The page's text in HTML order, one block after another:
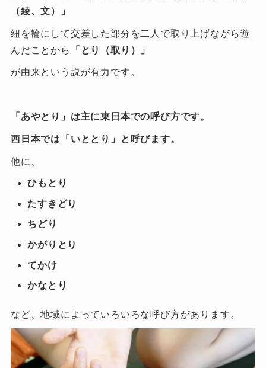
（綾、文）」
紐を輪にして交差した部分を二人で取り上げながら遊
んだことから
「とり（取り）」
が由来という説が有力です。
「あやとり」は主に東日本での呼び方です。
西日本では「いととり」と呼びます。
他に、
ひもとり
たすきどり
ちどり
かがりとり
てかけ
かなとり
など、地域によっていろいろな呼び方があります。